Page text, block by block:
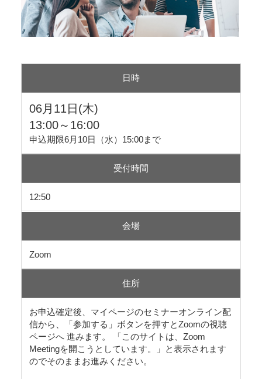
日時
06月11日(木)
13:00～16:00
申込期限6月10日（水）15:00まで
受付時間
12:50
会場
Zoom
住所
お申込確定後、マイページのセミナーオンライン配
信から、「参加する」ボタンを押すとZoomの視聴
ページへ 進みます。 「このサイトは、Zoom
Meetingを開こうとしています。」と表示されます
のでそのままお進みください。